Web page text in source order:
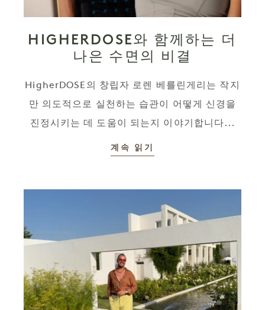
HIGHERDOSE와 함께하는 더
나은 수면의 비결
HigherDOSE의 창립자 로렌 베를린게리는 작지
만 의도적으로 실천하는 습관이 어떻게 신경을
진정시키는 데 도움이 되는지 이야기합니다...
계속 읽기